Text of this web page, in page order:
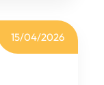
15/04/2026